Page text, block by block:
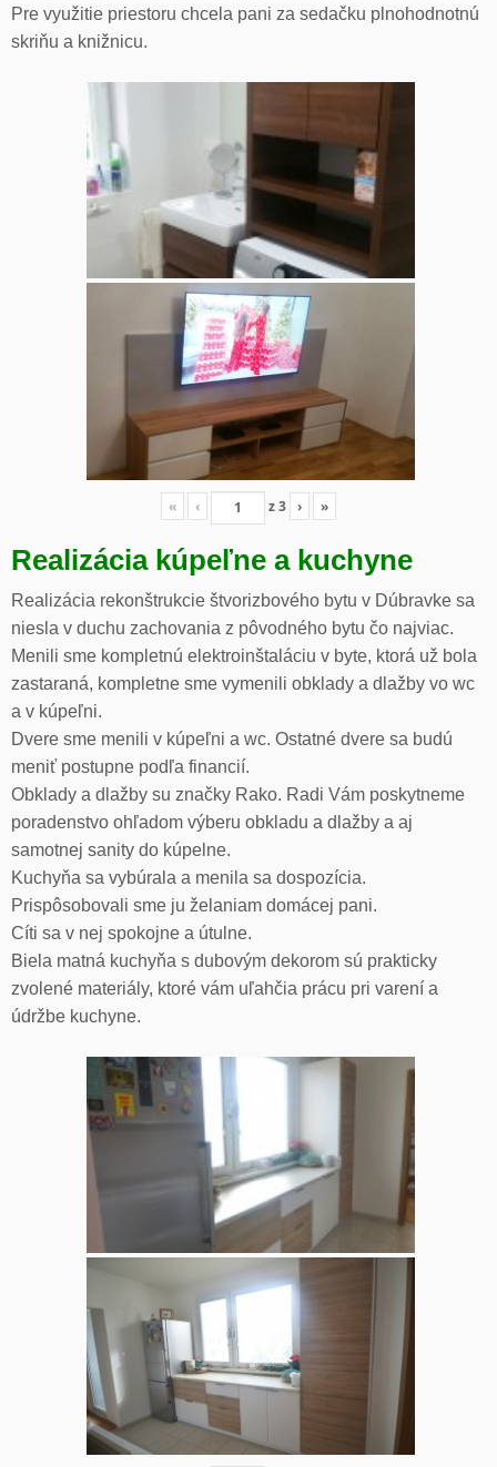
Pre využitie priestoru chcela pani za sedačku plnohodnotnú
skriňu a knižnicu.
« ‹ z3 › »
Realizácia kúpeľne a kuchyne
Realizácia rekonštrukcie štvorizbového bytu v Dúbravke sa
niesla v duchu zachovania z pôvodného bytu čo najviac.
Menili sme kompletnú elektroinštaláciu v byte, ktorá už bola
zastaraná, kompletne sme vymenili obklady a dlažby vo wc
a v kúpeľni.
Dvere sme menili v kúpeľni a wc. Ostatné dvere sa budú
meniť postupne podľa financií.
Obklady a dlažby su značky Rako. Radi Vám poskytneme
poradenstvo ohľadom výberu obkladu a dlažby a aj
samotnej sanity do kúpelne.
Kuchyňa sa vybúrala a menila sa dospozícia.
Prispôsobovali sme ju želaniam domácej pani.
Cíti sa v nej spokojne a útulne.
Biela matná kuchyňa s dubovým dekorom sú prakticky
zvolené materiály, ktoré vám uľahčia prácu pri varení a
údržbe kuchyne.